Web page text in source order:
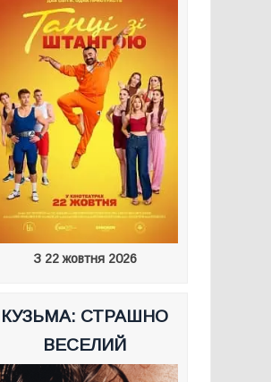
З 22 жовтня 2026
КУЗЬМА: СТРАШНО
ВЕСЕЛИЙ